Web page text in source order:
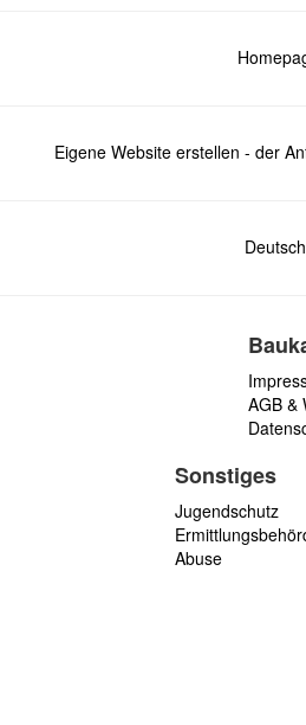
Eigene Website erstellen - der
Deutsch
AGB &
Sonstiges
Jugendschutz
Abuse